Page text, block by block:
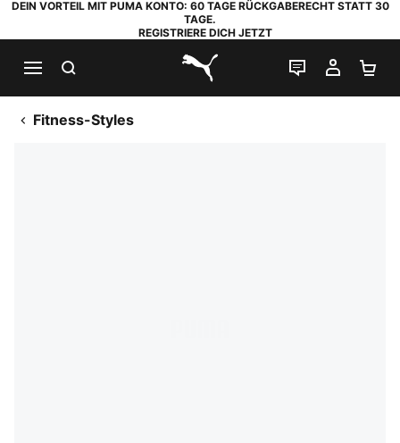
DEIN VORTEIL MIT PUMA KONTO: 60 TAGE RÜCKGABERECHT STATT 30
TAGE.
REGISTRIERE DICH JETZT
PUMA.com
LIVE-CHAT
MEIN
Fitness-Styles